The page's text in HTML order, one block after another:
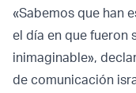
«Sabemos que han
el día en que fueron
inimaginable»,
de comunicación